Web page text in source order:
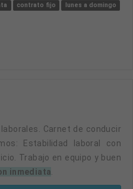
contrato fijo lunes a domingo
Estabilidad laboral con
Trabajo en equipo y buen
inmediata